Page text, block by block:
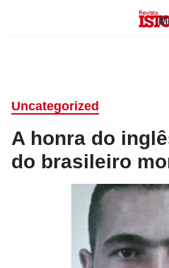
Uncategorized
A honra do
do brasileiro